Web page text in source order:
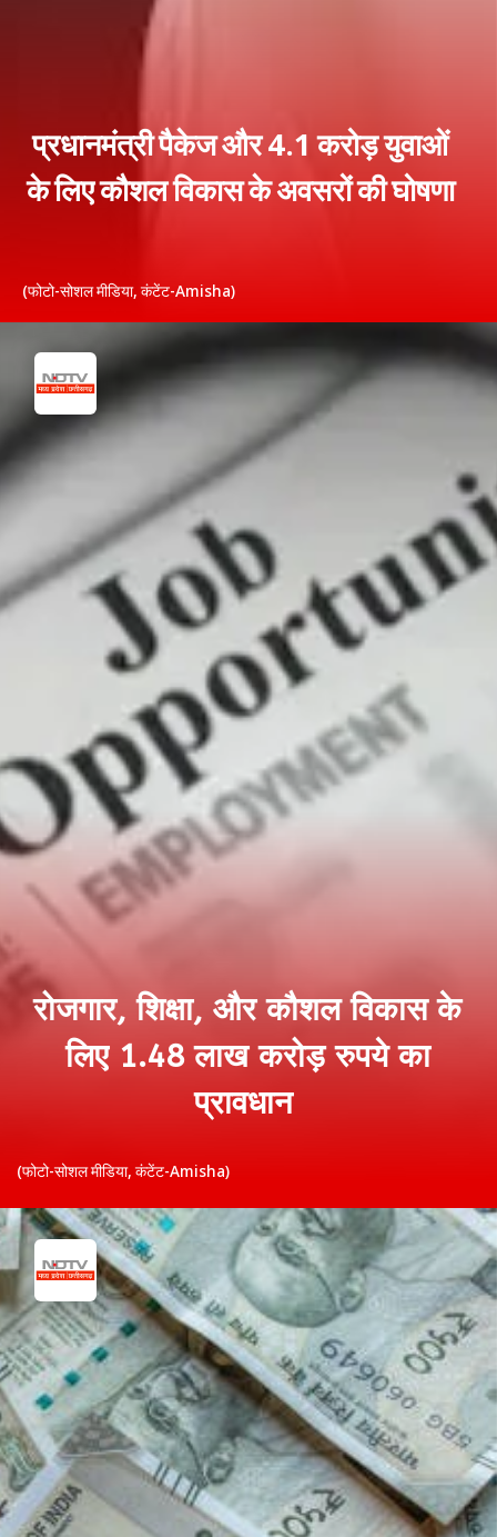
प्रधानमंत्री पैकेज और 4.1 करोड़ युवाओं
के लिए कौशल विकास के अवसरों की घोषणा
(फोटो-सोशल मीडिया, कंटेंट-Amisha)
(फोटो-सोशल मीडिया, कंटेंट-Amisha)
रोजगार, शिक्षा, और कौशल विकास के
लिए 1.48 लाख करोड़ रुपये का
प्रावधान